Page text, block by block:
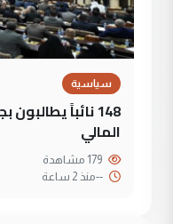
سياسية
148 نائباً
المالي
--منذ 2 ساعة